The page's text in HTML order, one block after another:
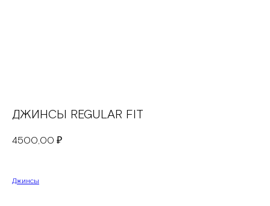
ДЖИНСЫ REGULAR FIT
4500,00 ₽
Джинсы